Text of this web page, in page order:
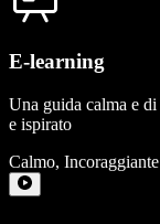
E-learning
Una guida calma e
e ispirato
Calmo, Incoraggiante